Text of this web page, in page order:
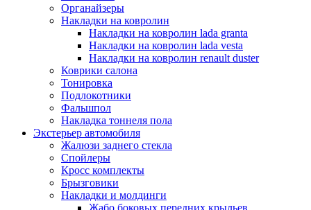
Органайзеры
Накладки на ковролин
Накладки на ковролин lada granta
Накладки на ковролин lada vesta
Накладки на ковролин renault duster
Коврики салона
Тонировка
Подлокотники
Фальшпол
Накладка тоннеля пола
Экстерьер автомобиля
Жалюзи заднего стекла
Спойлеры
Кросс комплекты
Брызговики
Накладки и молдинги
Жабо боковых передних крыльев